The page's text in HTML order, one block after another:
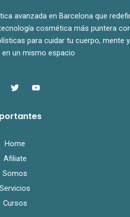
avanzada en Barcelona que
cosmética más puntera
para cuidar tu cuerpo, mente y
en un mismo espacio
T
w
t
Y
o
u
Home
Afiliate
Somos
Servicios
Cursos